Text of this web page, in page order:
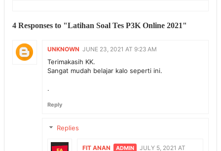
4 Responses to "Latihan Soal Tes P3K Online 2021"
UNKNOWN JUNE 23, 2021 AT 9:23 AM
Terimakasih KK.
Sangat mudah belajar kalo seperti ini.
.
Reply
Replies
FIT ANAN
JULY 5, 2021 AT